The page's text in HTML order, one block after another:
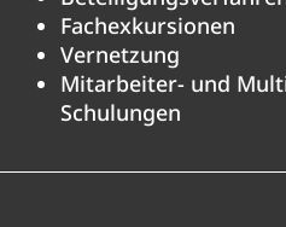
Fachexkursionen
Vernetzung
Mitarbeiter- und
Schulungen